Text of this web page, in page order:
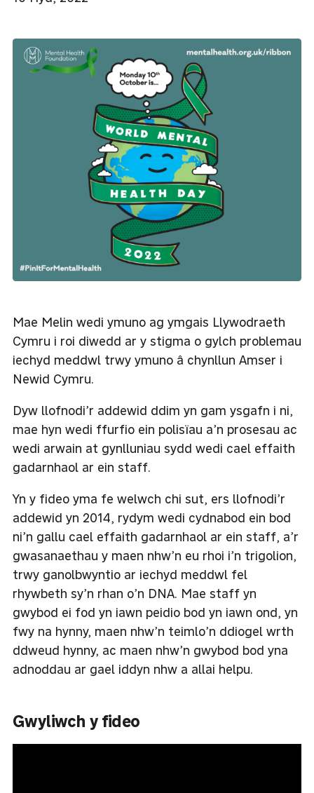
Mae Melin wedi ymuno ag ymgais Llywodraeth
Cymru i roi diwedd ar y stigma o gylch problemau
iechyd meddwl trwy ymuno â chynllun Amser i
Newid Cymru.
Dyw llofnodi’r addewid ddim yn gam ysgafn i ni,
mae hyn wedi ffurfio ein polisïau a’n prosesau ac
wedi arwain at gynlluniau sydd wedi cael effaith
gadarnhaol ar ein staff.
Yn y fideo yma fe welwch chi sut, ers llofnodi’r
addewid yn 2014, rydym wedi cydnabod ein bod
ni’n gallu cael effaith gadarnhaol ar ein staff, a’r
gwasanaethau y maen nhw’n eu rhoi i’n trigolion,
trwy ganolbwyntio ar iechyd meddwl fel
rhywbeth sy’n rhan o’n DNA. Mae staff yn
gwybod ei fod yn iawn peidio bod yn iawn ond, yn
fwy na hynny, maen nhw’n teimlo’n ddiogel wrth
ddweud hynny, ac maen nhw’n gwybod bod yna
adnoddau ar gael iddyn nhw a allai helpu.
Gwyliwch y fideo